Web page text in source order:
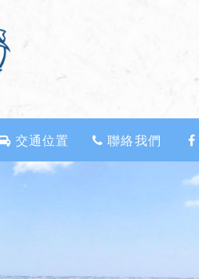
交通位置 聯絡我們